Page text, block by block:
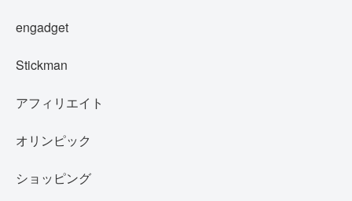
engadget
Stickman
アフィリエイト
オリンピック
ショッピング